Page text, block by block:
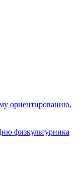
ориентированию,
физкультурника